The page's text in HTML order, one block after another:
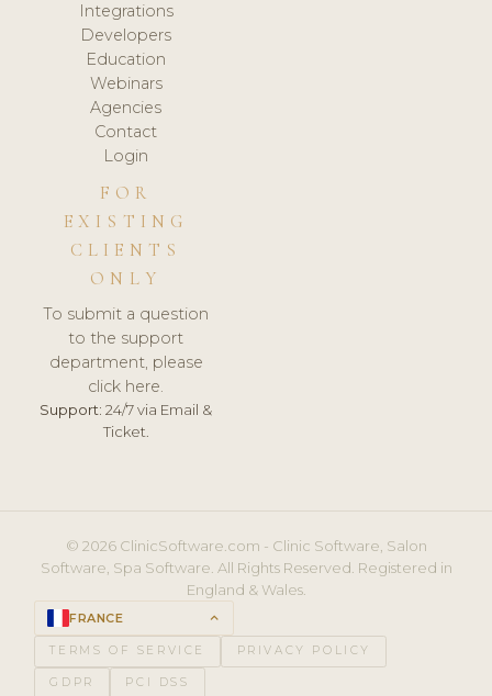
Integrations
Developers
Education
Webinars
Agencies
Contact
Login
FOR
EXISTING
CLIENTS
ONLY
To submit a question
to the support
department, please
click here.
Support: 24/7 via Email &
Ticket.
© 2026 ClinicSoftware.com - Clinic Software, Salon
Software, Spa Software. All Rights Reserved. Registered in
England & Wales.
FRANCE keyboard_arrow_up
TERMS OF SERVICE PRIVACY POLICY
GDPR PCI DSS